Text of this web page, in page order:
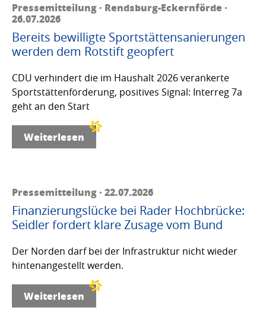
Pressemitteilung · Rendsburg-Eckernförde ·
26.07.2026
Bereits bewilligte Sportstättensanierungen
werden dem Rotstift geopfert
CDU verhindert die im Haushalt 2026 verankerte
Sportstättenförderung, positives Signal: Interreg 7a
geht an den Start
Weiterlesen
Pressemitteilung · 22.07.2026
Finanzierungslücke bei Rader Hochbrücke:
Seidler fordert klare Zusage vom Bund
Der Norden darf bei der Infrastruktur nicht wieder
hintenangestellt werden.
Weiterlesen